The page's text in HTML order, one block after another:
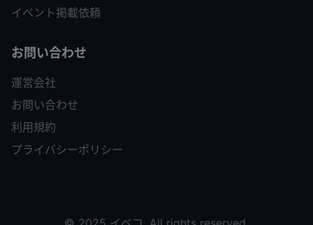
イベント掲載依頼
お問い合わせ
運営会社
お問い合わせ
利用規約
プライバシーポリシー